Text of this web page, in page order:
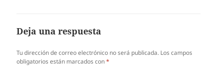
Deja una respuesta
Tu dirección de correo electrónico no será publicada. Los campos
obligatorios están marcados con*